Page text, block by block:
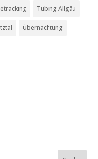
Tubing Allgäu
Übernachtung